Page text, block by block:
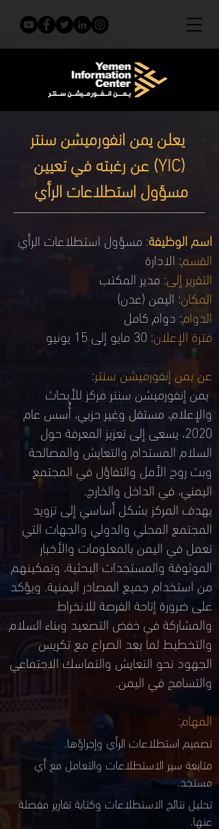
يعلن يمن انفورميشن سنتر
(YIC) عن رغبته في تعيين
مسؤول استطلاعات الرأي
اسم الوظيفة: مسؤول استطلاعات الرأي
القسم: الادارة
التقرير إلى: مدير المكتب
المكان: اليمن (عدن)
الدوام: دوام كامل
فترة الإعلان: 30 مايو إلى 15 يونيو
عن يمن إنفورميشن سنتر:
يمن إنفورميشن سنتر مركز للأبحاث
والإعلام، مستقل وغير حزبي، أُسس عام
2020، يسعى إلى تعزيز المعرفة حول
السلام المستدام والتعايش والمصالحة
وبث روح الأمل والتفاؤل في المجتمع
اليمني، في الداخل والخارج.
يهدف المركز بشكل أساسي إلى تزويد
المجتمع المحلي والدولي والجهات التي
تعمل في اليمن بالمعلومات والأخبار
الموثوقة والمستجدات البحثية، وتمكينهم
من استخدام جميع المصادر اليمنية. ويؤكد
على ضرورة إتاحة الفرصة للانخراط
والمشاركة في خفض التصعيد وبناء السلام
والتخطيط لما بعد الصراع مع تكريس
الجهود نحو التعايش والتماسك الاجتماعي
والتسامح في اليمن.
المهام:
تصميم استطلاعات الرأي وإجراؤها.
متابعة سير الاستطلاعات والتعامل مع أي
مستجد.
تحليل نتائج الاستطلاعات وكتابة تقارير مفصلة
عنها.